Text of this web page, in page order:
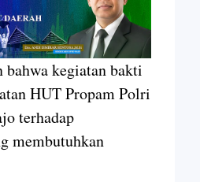
bahwa kegiatan bakti
HUT Propam Polri
terhadap
membutuhkan